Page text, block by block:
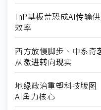
InP基板荒恐成AI传输
效率
西方放慢脚步、中系
从激进转向现实
地缘政治重塑科技版
AI角力核心